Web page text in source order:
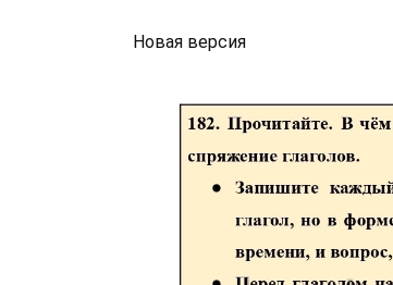
Новая версия